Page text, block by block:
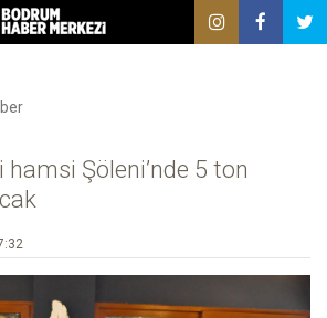
hamsi Şöleni’nde 5 ton